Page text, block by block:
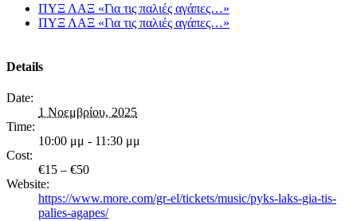
ΠΥΞ ΛΑΞ «Για τις παλιές αγάπες…»
ΠΥΞ ΛΑΞ «Για τις παλιές αγάπες…»
Details
Date:
1 Νοεμβρίου, 2025
Time:
10:00 μμ - 11:30 μμ
Cost:
€15 – €50
Website:
https://www.more.com/gr-el/tickets/music/pyks-laks-gia-tis-
palies-agapes/